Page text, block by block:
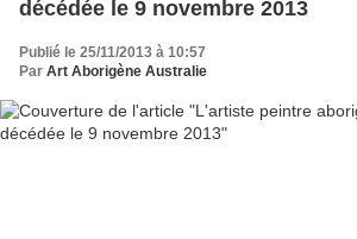
décédée le 9 novembre 2013
Publié le 25/11/2013 à 10:57
Par Art Aborigène Australie